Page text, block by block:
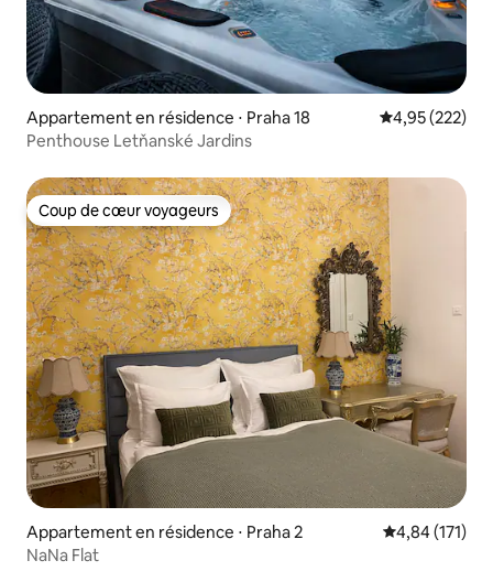
Appartement en résidence ⋅ Praha 18 Évaluation
4,95 (222)
Penthouse Letňanské Jardins
Coup de cœur voyageurs
Coup de cœur voyageurs
Appartement en résidence ⋅ Praha 2 Évaluation
4,84 (171)
NaNa Flat